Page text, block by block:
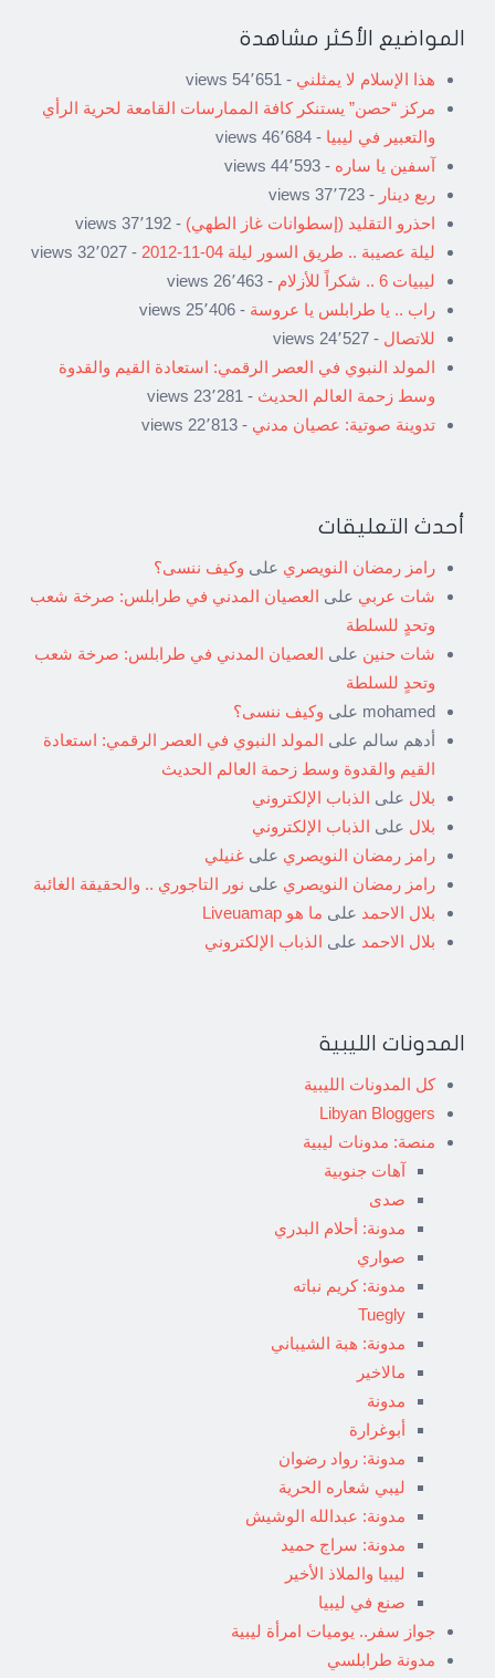
المواضيع الأكثر مشاهدة
هذا الإسلام لا يمثلني - 54٬651 views
مركز “حصن” يستنكر كافة الممارسات القامعة لحرية الرأي
والتعبير في ليبيا - 46٬684 views
آسفين يا ساره - 44٬593 views
ربع دينار - 37٬723 views
احذرو التقليد (إسطوانات غاز الطهي) - 37٬192 views
ليلة عصيبة .. طريق السور ليلة 04-11-2012
- 32٬027 views
ليبيات 6 .. شكراً للأزلام
- 26٬463 views
راب .. يا طرابلس يا عروسة - 25٬406 views
للاتصال - 24٬527 views
المولد النبوي في العصر الرقمي: استعادة القيم والقدوة
وسط زحمة العالم الحديث - 23٬281 views
تدوينة صوتية: عصيان مدني - 22٬813 views
أحدث التعليقات
رامز رمضان النويصري على وكيف ننسى؟
شات عربي على العصيان المدني في طرابلس: صرخة شعب
وتحدٍ للسلطة
شات حنين على العصيان المدني في طرابلس: صرخة شعب
وتحدٍ للسلطة
mohamed على وكيف ننسى؟
أدهم سالم على المولد النبوي في العصر الرقمي: استعادة
القيم والقدوة وسط زحمة العالم الحديث
بلال على الذباب الإلكتروني
بلال على الذباب الإلكتروني
رامز رمضان النويصري على غنيلي
رامز رمضان النويصري على نور التاجوري .. والحقيقة الغائبة
بلال الاحمد على ما هو Liveuamap
بلال الاحمد على الذباب الإلكتروني
المدونات الليبية
كل المدونات الليبية
Libyan Bloggers
منصة: مدونات ليبية
آهات جنوبية
صدى
مدونة: أحلام البدري
صواري
مدونة: كريم نباته
Tuegly
مدونة: هبة الشيباني
مالاخير
مدونة
أبوغرارة
مدونة: رواد رضوان
ليبي شعاره الحرية
مدونة: عبدالله الوشيش
مدونة: سراج حميد
ليبيا والملاذ الأخير
صنع في ليبيا
جواز سفر.. يوميات امرأة ليبية
مدونة طرابلسي